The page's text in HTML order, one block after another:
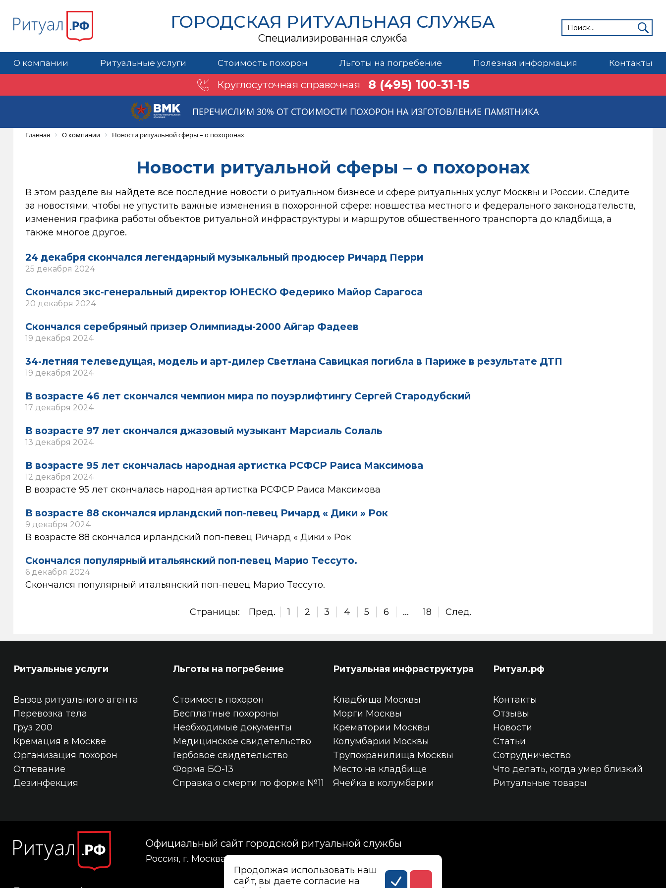
ГОРОДСКАЯ РИТУАЛЬНАЯ СЛУЖБА
Специализированная служба
О компании Ритуальные услуги Стоимость похорон Льготы на погребение Полезная информация Контакты
Круглосуточная справочная 8 (495) 100-31-15
ПЕРЕЧИСЛИМ 30% ОТ СТОИМОСТИ ПОХОРОН НА ИЗГОТОВЛЕНИЕ ПАМЯТНИКА
Главная О компании Новости ритуальной сферы – о похоронах
Новости ритуальной сферы – о похоронах
В этом разделе вы найдете все последние новости о ритуальном бизнесе и сфере ритуальных услуг Москвы и России. Следите
за новостями, чтобы не упустить важные изменения в похоронной сфере: новшества местного и федерального законодательств,
изменения графика работы объектов ритуальной инфраструктуры и маршрутов общественного транспорта до кладбища, а
также многое другое.
24 декабря скончался легендарный музыкальный продюсер Ричард Перри
25 декабря 2024
Скончался экс-генеральный директор ЮНЕСКО Федерико Майор Сарагоса
20 декабря 2024
Скончался серебряный призер Олимпиады-2000 Айгар Фадеев
19 декабря 2024
34-летняя телеведущая, модель и арт-дилер Светлана Савицкая погибла в Париже в результате ДТП
19 декабря 2024
В возрасте 46 лет скончался чемпион мира по поуэрлифтингу Сергей Стародубский
17 декабря 2024
В возрасте 97 лет скончался джазовый музыкант Марсиаль Солаль
13 декабря 2024
В возрасте 95 лет скончалась народная артистка РСФСР Раиса Максимова
12 декабря 2024
В возрасте 95 лет скончалась народная артистка РСФСР Раиса Максимова
В возрасте 88 скончался ирландский поп-певец Ричард « Дики » Рок
9 декабря 2024
В возрасте 88 скончался ирландский поп-певец Ричард « Дики » Рок
Скончался популярный итальянский поп-певец Марио Тессуто.
6 декабря 2024
Скончался популярный итальянский поп-певец Марио Тессуто.
Страницы: Пред. 1 2 3 4 5 6 ... 18 След.
Ритуальные услуги
Вызов ритуального агента
Перевозка тела
Груз 200
Кремация в Москве
Организация похорон
Отпевание
Дезинфекция
Льготы на погребение
Стоимость похорон
Бесплатные похороны
Необходимые документы
Медицинское свидетельство
Гербовое свидетельство
Форма БО-13
Справка о смерти по форме №11
Ритуальная инфраструктура
Кладбища Москвы
Морги Москвы
Крематории Москвы
Колумбарии Москвы
Трупохранилища Москвы
Место на кладбище
Ячейка в колумбарии
Ритуал.рф
Контакты
Отзывы
Новости
Статьи
Сотрудничество
Что делать, когда умер близкий
Ритуальные товары
Официальный сайт городской ритуальной службы
Россия, г. Москва, Госпитальная площадь, дом 2, корпус 27
Продолжая использовать наш
сайт, вы даете согласие на